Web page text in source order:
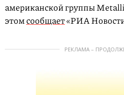
американской группы
этомсообщает«РИА
РЕКЛАМА –